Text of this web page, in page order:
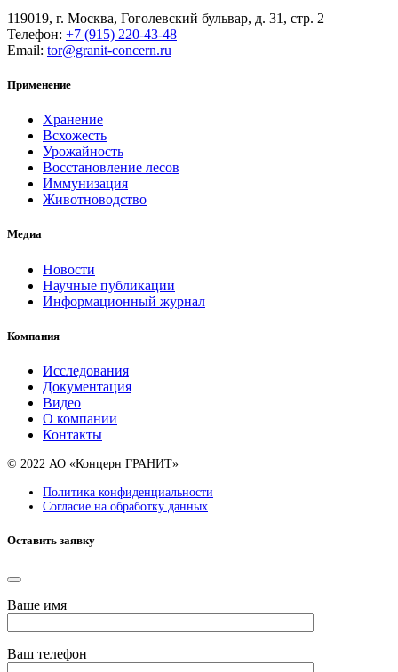
119019, г. Москва, Гоголевский бульвар, д. 31, стр. 2
Телефон: +7 (915) 220-43-48
Email: tor@granit-concern.ru
Применение
Хранение
Всхожесть
Урожайность
Восстановление лесов
Иммунизация
Животноводство
Медиа
Новости
Научные публикации
Информационный журнал
Компания
Исследования
Документация
Видео
О компании
Контакты
© 2022 АО «Концерн ГРАНИТ»
Политика конфиденциальности
Согласие на обработку данных
Оставить заявку
Ваше имя
Ваш телефон